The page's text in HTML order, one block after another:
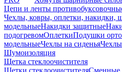
Цепи и ленты
Чехлы, ковры, оплетки, накидки,
модельныеНакидки защитные
подогревомОплеткиПодушки
модельныеЧехлы на сиденья
Шумоизоляция
Щетка стеклоочистителя
Щетки стеклоочистителяСменные